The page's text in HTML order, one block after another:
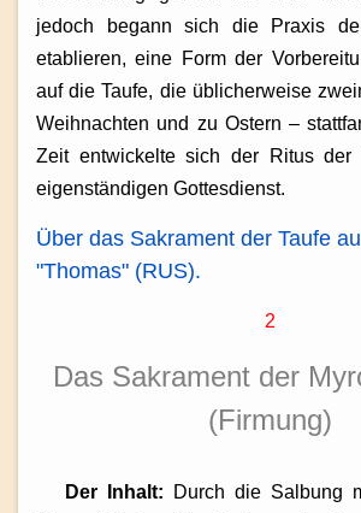
jedoch begann sich die Praxis
etablieren, eine Form der
auf die Taufe, die üblicherweise
Weihnachten und zu Ostern –
Zeit entwickelte sich der Ritus der
eigenständigen Gottesdienst.
Über das Sakrament der Taufe
"Thomas" (RUS).
2
Das Sakrament der
(Firmung)
Der Inhalt: Durch die Salbung